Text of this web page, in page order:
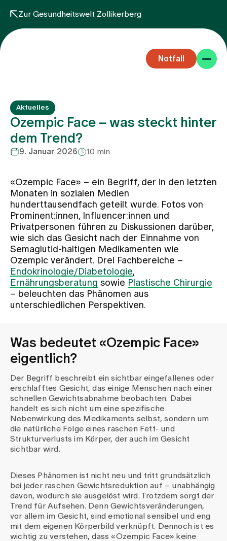
Zur Gesundheitswelt Zollikerberg
Notfall
Fachbereiche
Aufenthalt
Team
Zuweisende
Events
Aktuelles
Jobs & Karriere
Kontakt
Babygalerie
Blog
Aktuelles
Ozempic Face – was steckt hinter
dem Trend?
9. Januar 2026 10 min
«Ozempic Face» – ein Begriff, der in den letzten
Monaten in sozialen Medien
hunderttausendfach geteilt wurde. Fotos von
Prominent:innen, Influencer:innen und
Privatpersonen führen zu Diskussionen darüber,
wie sich das Gesicht nach der Einnahme von
Semaglutid-haltigen Medikamenten wie
Ozempic verändert. Drei Fachbereiche –
Endokrinologie/Diabetologie,
Ernährungsberatung sowie Plastische Chirurgie
– beleuchten das Phänomen aus
unterschiedlichen Perspektiven.
Was bedeutet «Ozempic Face»
eigentlich?
Der Begriff beschreibt ein sichtbar eingefallenes oder
erschlafftes Gesicht, das einige Menschen nach einer
schnellen Gewichtsabnahme beobachten. Dabei
handelt es sich nicht um eine spezifische
Nebenwirkung des Medikaments selbst, sondern um
die natürliche Folge eines raschen Fett- und
Strukturverlusts im Körper, der auch im Gesicht
sichtbar wird.
Dieses Phänomen ist nicht neu und tritt grundsätzlich
bei jeder raschen Gewichtsreduktion auf – unabhängig
davon, wodurch sie ausgelöst wird. Trotzdem sorgt der
Trend für Aufsehen. Denn Gewichtsveränderungen,
vor allem im Gesicht, sind emotional sensibel und eng
mit dem eigenen Körperbild verknüpft. Dennoch ist es
wichtig zu verstehen, dass «Ozempic Face» keine